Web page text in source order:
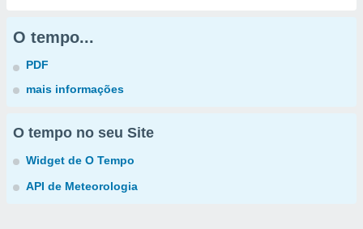
O tempo...
PDF
mais informações
O tempo no seu Site
Widget de O Tempo
API de Meteorologia